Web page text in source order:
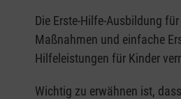
Die Erste-Hilfe-Ausbildung
Maßnahmen und einfache
Hilfeleistungen für Kinder
Wichtig zu erwähnen ist,